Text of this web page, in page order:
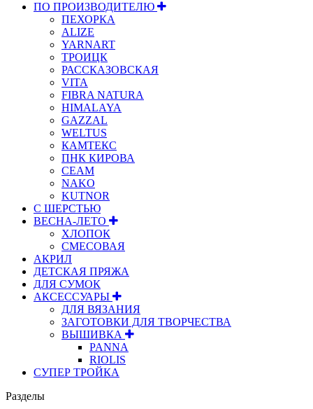
ПО ПРОИЗВОДИТЕЛЮ
ПЕХОРКА
ALIZE
YARNART
ТРОИЦК
РАССКАЗОВСКАЯ
VITA
FIBRA NATURA
HIMALAYA
GAZZAL
WELTUS
КАМТЕКС
ПНК КИРОВА
СЕАМ
NAKO
KUTNOR
С ШЕРСТЬЮ
ВЕСНА-ЛЕТО
ХЛОПОК
СМЕСОВАЯ
АКРИЛ
ДЕТСКАЯ ПРЯЖА
ДЛЯ СУМОК
АКСЕССУАРЫ
ДЛЯ ВЯЗАНИЯ
ЗАГОТОВКИ ДЛЯ ТВОРЧЕСТВА
ВЫШИВКА
PANNA
RIOLIS
СУПЕР ТРОЙКА
Разделы